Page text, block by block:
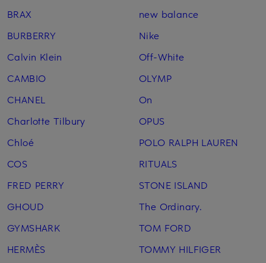
BRAX
BURBERRY
Calvin Klein
CAMBIO
CHANEL
Charlotte Tilbury
Chloé
COS
FRED PERRY
GHOUD
GYMSHARK
HERMÈS
new balance
Nike
Off-White
OLYMP
On
OPUS
POLO RALPH LAUREN
RITUALS
STONE ISLAND
The Ordinary.
TOM FORD
TOMMY HILFIGER